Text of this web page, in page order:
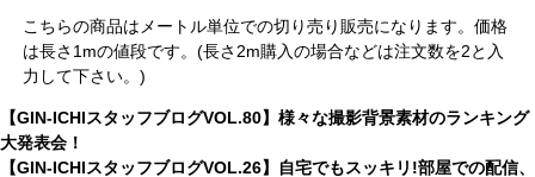
こちらの商品はメートル単位での切り売り販売になります。価格
は長さ1mの値段です。(長さ2m購入の場合などは注文数を2と入
力して下さい。)
【GIN-ICHIスタッフブログVOL.80】様々な撮影背景素材のランキング
大発表会！
【GIN-ICHIスタッフブログVOL.26】自宅でもスッキリ!部屋での配信、